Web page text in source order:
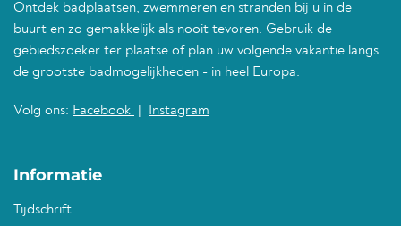
Ontdek badplaatsen, zwemmeren en stranden bij u in de
buurt en zo gemakkelijk als nooit tevoren. Gebruik de
gebiedszoeker ter plaatse of plan uw volgende vakantie langs
de grootste badmogelijkheden - in heel Europa.
Volg ons: Facebook Instagram
Informatie
Tijdschrift